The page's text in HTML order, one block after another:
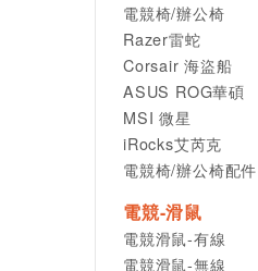
電競椅/辦公椅
Razer雷蛇
Corsair 海盜船
ASUS ROG華碩
MSI 微星
iRocks艾芮克
電競椅/辦公椅配件
電競-滑鼠
電競滑鼠-有線
電競滑鼠-無線